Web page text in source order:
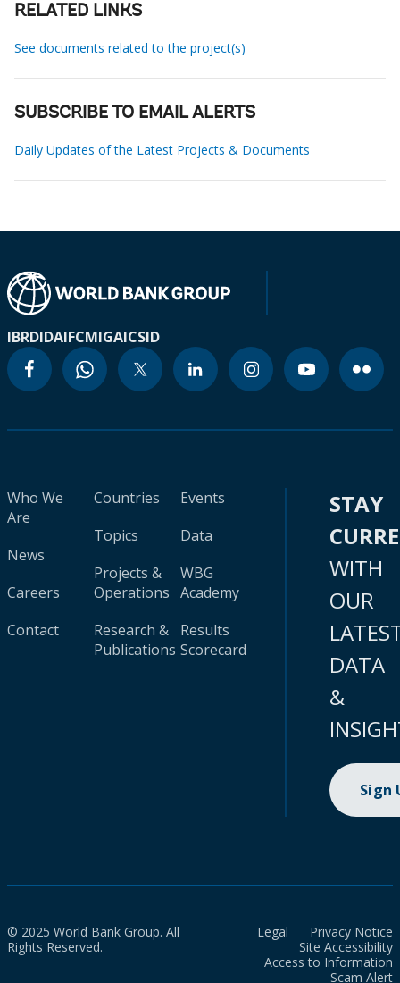
RELATED LINKS
See documents related to the project(s)
SUBSCRIBE TO EMAIL ALERTS
Daily Updates of the Latest Projects & Documents
IBRDIDAIFCMIGAICSID
Who We
Are
News
Careers
Contact
Countries
Topics
Projects &
Operations
Research &
Publications
Events
Data
WBG
Academy
Results
Scorecard
STAY
WITH
OUR
DATA
&
Sign
© 2025 World Bank Group. All
Rights Reserved.
Legal
Privacy Notice
Site Accessibility
Access to Information
Scam Alert